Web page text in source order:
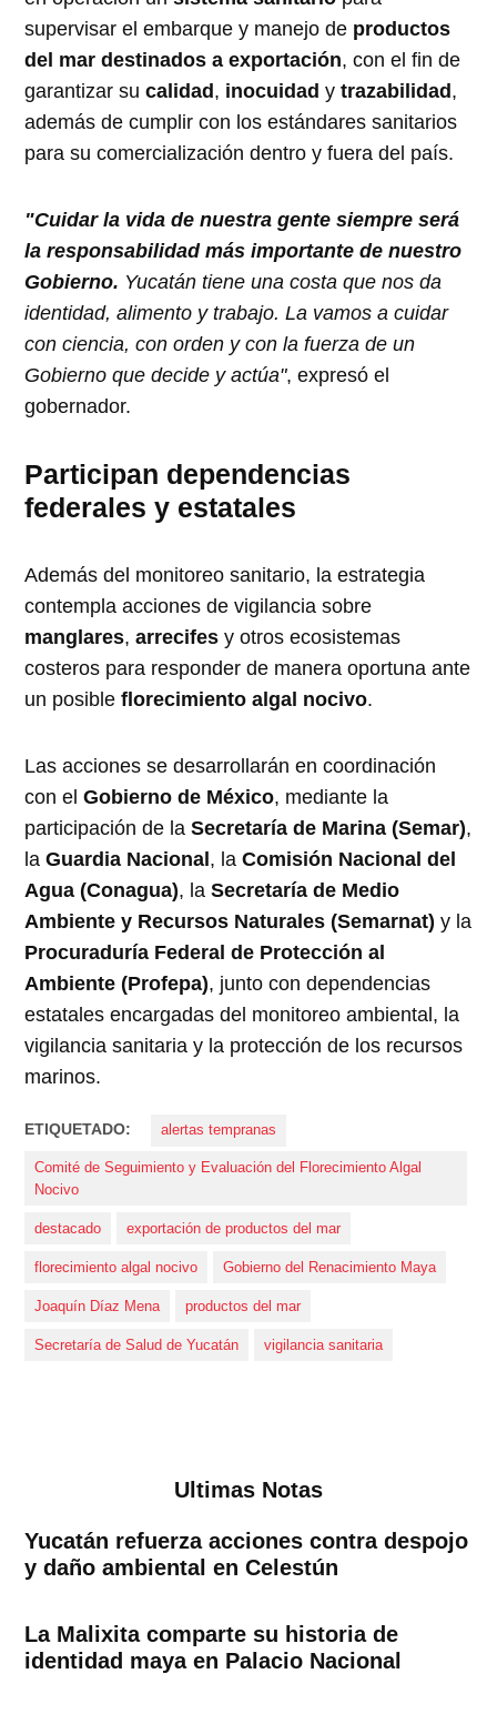
supervisar el embarque y manejo de productos
del mar destinados a exportación, con el fin de
garantizar sucalidad , inocuidad ytrazabilidad ,
además de cumplir con los estándares sanitarios
para su comercialización dentro y fuera del país.
"Cuidar la vida de nuestra gente siempre será
la responsabilidad más importante de nuestro
Gobierno. Yucatán tiene una costa que nos da
identidad, alimento y trabajo. La vamos a cuidar
con ciencia, con orden y con la fuerza de un
Gobierno que decide y actúa", expresó el
gobernador.
Participan dependencias
federales y estatales
Además del monitoreo sanitario, la estrategia
contempla acciones de vigilancia sobre
manglares,arrecifes y otros ecosistemas
costeros para responder de manera oportuna ante
un posibleflorecimiento algal nocivo.
Las acciones se desarrollarán en coordinación
con elGobierno de México, mediante la
participación de laSecretaría de Marina (Semar),
laGuardia Nacional , laComisión Nacional del
Agua (Conagua), laSecretaría de Medio
Ambiente y Recursos Naturales (Semarnat) y la
Procuraduría Federal de Protección al
Ambiente (Profepa), junto con dependencias
estatales encargadas del monitoreo ambiental, la
vigilancia sanitaria y la protección de los recursos
marinos.
ETIQUETADO: alertas tempranas
Comité de Seguimiento y Evaluación del Florecimiento Algal
Nocivo
destacado exportación de productos del mar
florecimiento algal nocivo Gobierno del Renacimiento Maya
Joaquín Díaz Mena productos del mar
Secretaría de Salud de Yucatán vigilancia sanitaria
Ultimas Notas
Yucatán refuerza acciones contra despojo
y daño ambiental en Celestún
La Malixita comparte su historia de
identidad maya en Palacio Nacional